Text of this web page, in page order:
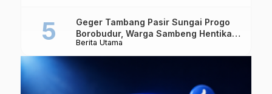
Berita Utama
Geger Tambang Pasir Sungai Progo
Borobudur, Warga Sambeng Hentikan
Alat Berat dan Usir Truk